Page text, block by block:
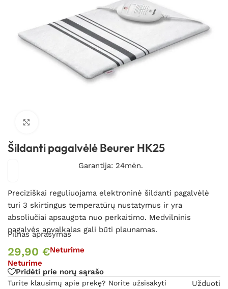
Šildanti pagalvėlė Beurer HK25
Garantija: 24mėn.
Preciziškai reguliuojama elektroninė šildanti pagalvėlė
turi 3 skirtingus temperatūrų nustatymus ir yra
absoliučiai apsaugota nuo perkaitimo. Medvilninis
pagalvės apvalkalas gali būti plaunamas.
Pilnas aprašymas
29,90 €Neturime
Neturime
Pridėti prie norų sąrašo
Turite klausimų apie prekę? Norite užsisakyti
Užduoti